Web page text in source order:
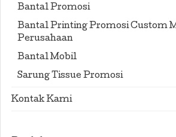
Bantal Promosi
Bantal Printing Promosi Custom
Perusahaan
Bantal Mobil
Sarung Tissue Promosi
Kontak Kami